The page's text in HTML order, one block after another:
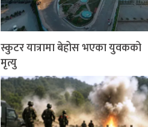
स्कुटर यात्रामा बेहोस भएका युवकको
मृत्यु